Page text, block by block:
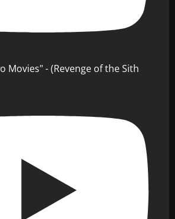
Movies" - (Revenge of the Sith